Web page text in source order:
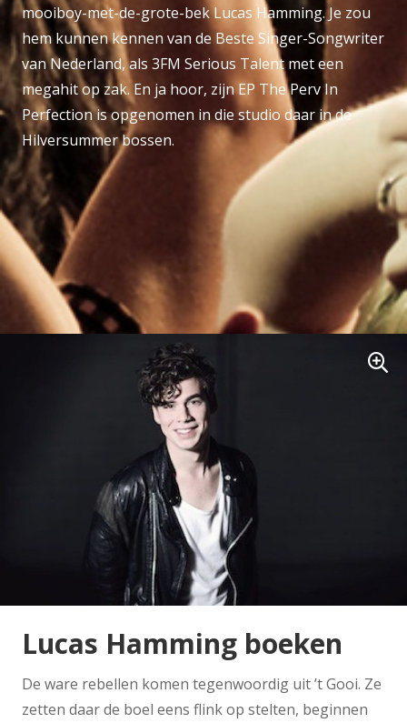
mooiboy-met-de-grote-bek Lucas Hamming. Je zou
hem kunnen kennen van de Beste Singer-Songwriter
van Nederland, als 3FM Serious Talent met een
megahit op zak. En ja hoor, zijn EP The Perv In
Perfection is opgenomen in die studio daar in de
Hilversummer bossen.
Lucas Hamming boeken
De ware rebellen komen tegenwoordig uit ’t Gooi. Ze
zetten daar de boel eens flink op stelten, beginnen